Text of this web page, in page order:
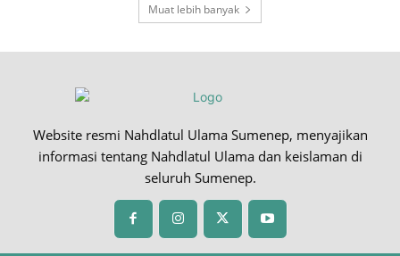
Muat lebih banyak
Website resmi Nahdlatul Ulama Sumenep, menyajikan
informasi tentang Nahdlatul Ulama dan keislaman di
seluruh Sumenep.